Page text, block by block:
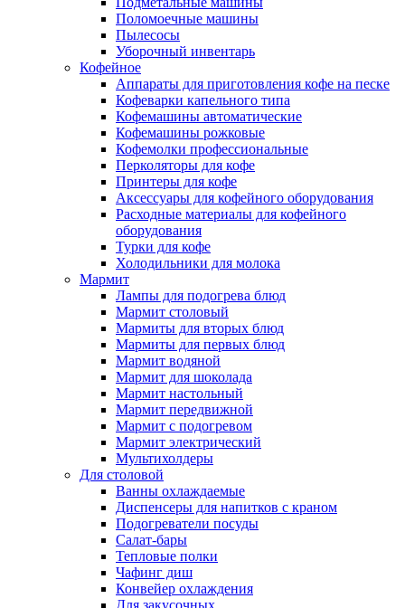
Поломоечные машины
Пылесосы
Уборочный инвентарь
Кофейное
Аппараты для приготовления кофе на песке
Кофеварки капельного типа
Кофемашины автоматические
Кофемашины рожковые
Кофемолки профессиональные
Перколяторы для кофе
Принтеры для кофе
Аксессуары для кофейного оборудования
Расходные материалы для кофейного
оборудования
Турки для кофе
Холодильники для молока
Мармит
Лампы для подогрева блюд
Мармит столовый
Мармиты для вторых блюд
Мармиты для первых блюд
Мармит водяной
Мармит для шоколада
Мармит настольный
Мармит передвижной
Мармит с подогревом
Мармит электрический
Мультихолдеры
Для столовой
Ванны охлаждаемые
Диспенсеры для напитков с краном
Подогреватели посуды
Салат-бары
Тепловые полки
Чафинг диш
Конвейер охлаждения
Для закусочных